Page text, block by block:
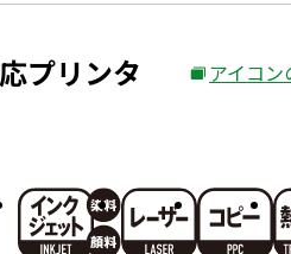
プリンタ
外
イ
アイコン